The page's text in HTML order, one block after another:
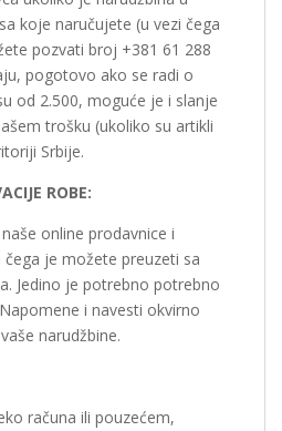
koje naručujete (u vezi čega
pozvati broj +381 61 288
pogotovo ako se radi o
od 2.500, moguće je i slanje
trošku (ukoliko su artikli
Srbije.
ROBE:
online prodavnice i
je možete preuzeti sa
Jedino je potrebno potrebno
i navesti okvirno
narudžbine.
računa ili pouzećem,